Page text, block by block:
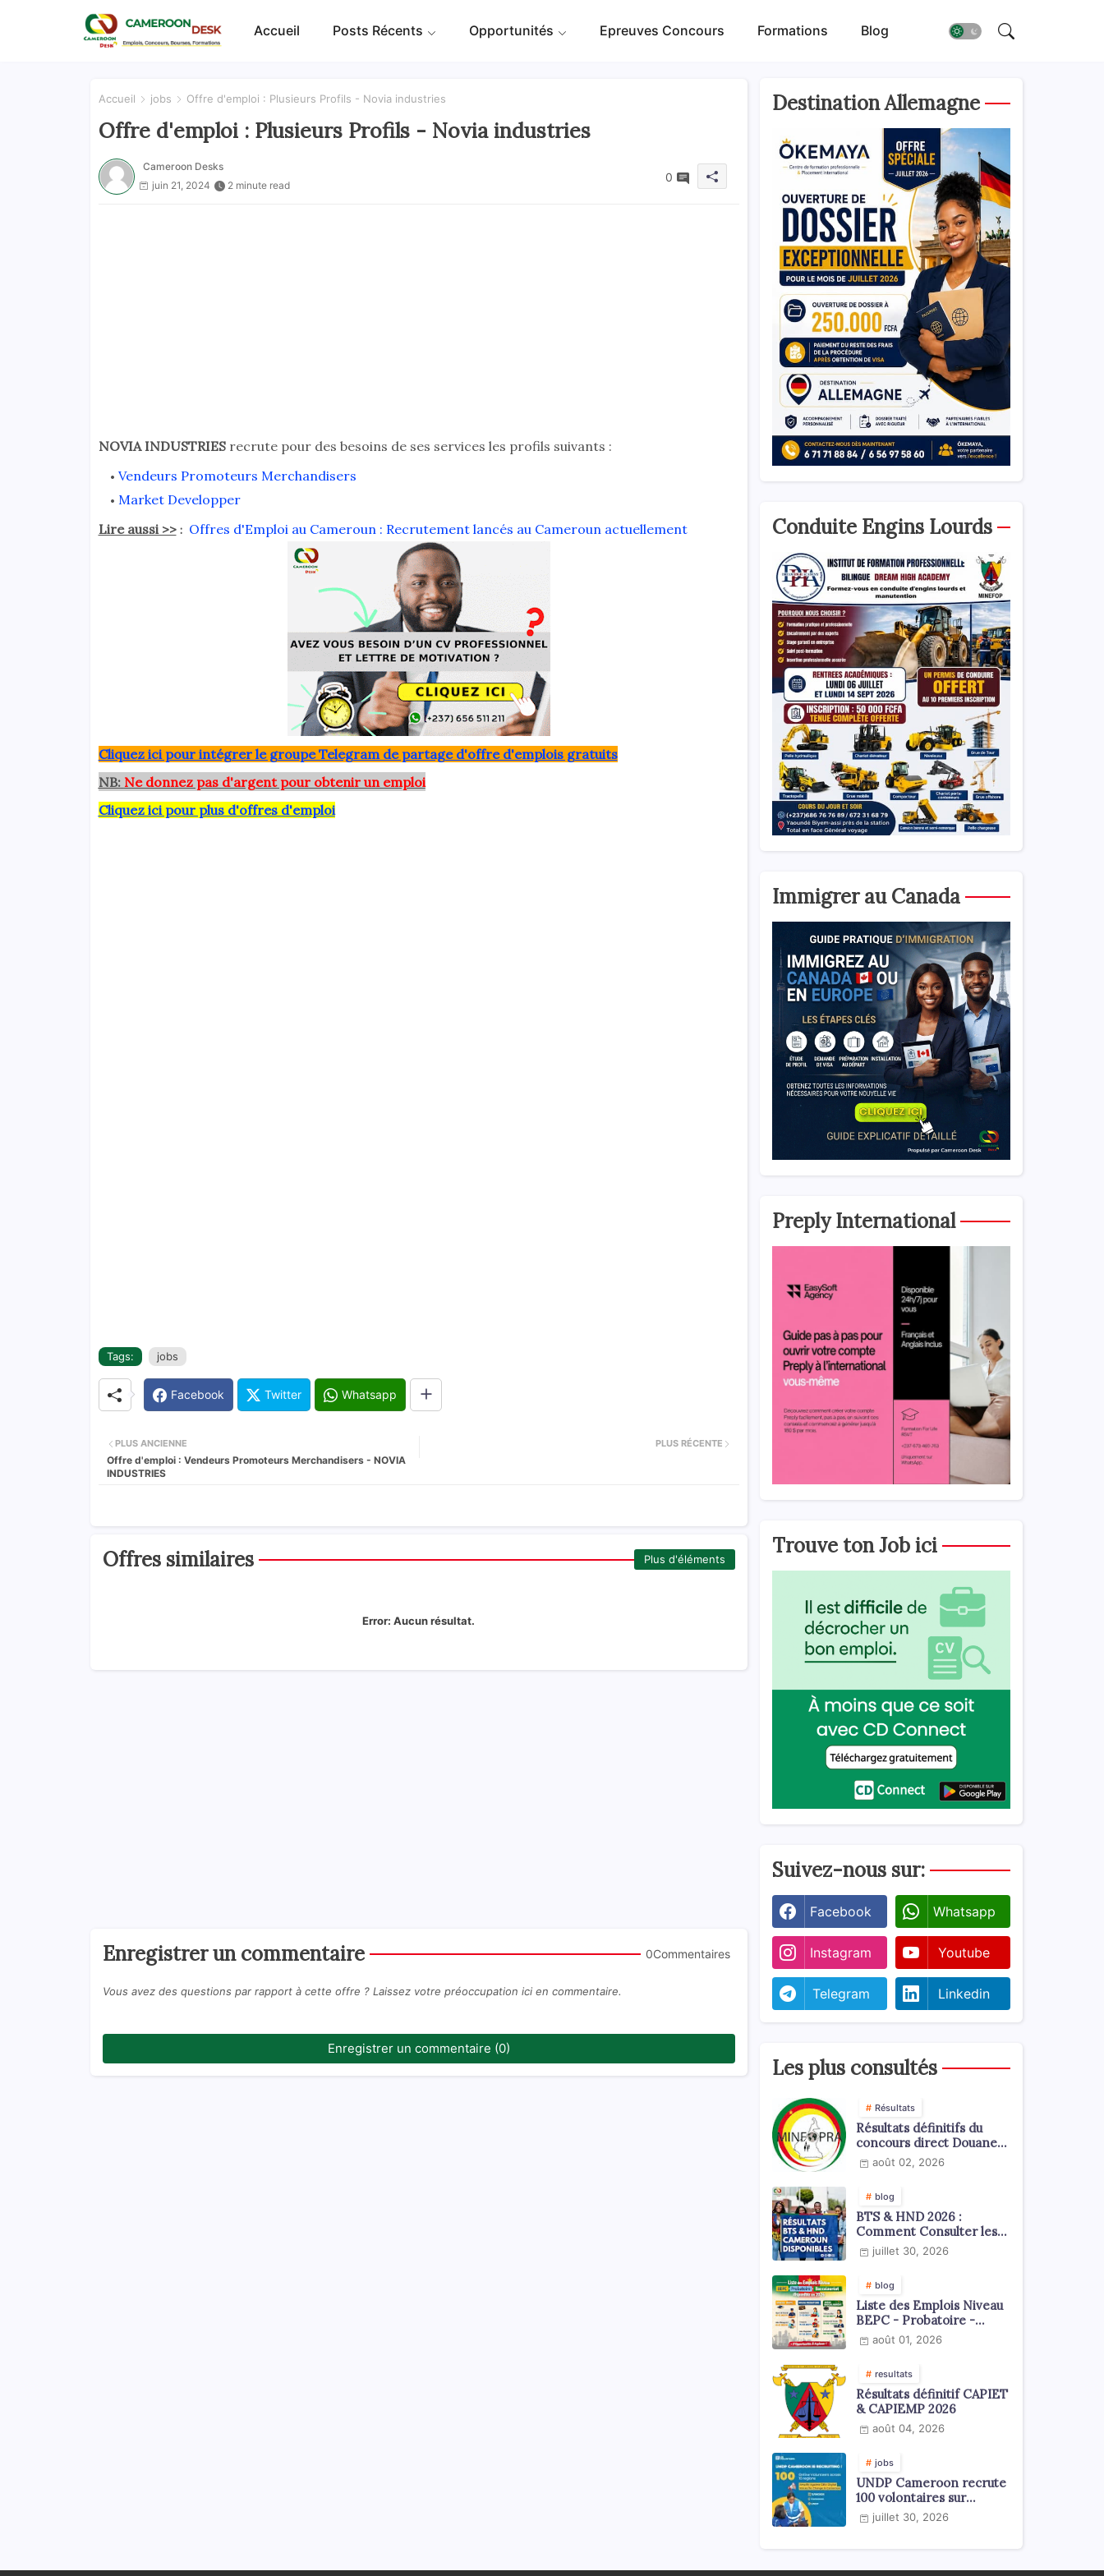
Accueil Posts Récents Opportunités Epreuves Concours Formations Blog
Accueil jobs Offre d'emploi : Plusieurs Profils - Novia industries
Offre d'emploi : Plusieurs Profils - Novia industries
Cameroon Desks
juin 21, 2024
2 minute read
0
NOVIA INDUSTRIES recrute pour des besoins de ses services les profils suivants :
Vendeurs Promoteurs Merchandisers
Market Developper
Lire aussi >>: Offres d'Emploi au Cameroun : Recrutement lancés au Cameroun actuellement
Cliquez ici pour intégrer le groupe Telegram de partage d'offre d'emplois gratuits
NB: Ne donnez pas d'argent pour obtenir un emploi
Cliquez ici pour plus d'offres d'emploi
Tags: jobs
Facebook Twitter Whatsapp
PLUS RÉCENTE
PLUS ANCIENNE
Offre d'emploi : Vendeurs Promoteurs Merchandisers - NOVIA
INDUSTRIES
Offres similaires Plus d'éléments
Error: Aucun résultat.
Enregistrer un commentaire 0Commentaires
Vous avez des questions par rapport à cette offre ? Laissez votre préoccupation ici en commentaire.
Enregistrer un commentaire (0)
Destination Allemagne
Conduite Engins Lourds
Immigrer au Canada
Preply International
Trouve ton Job ici
Suivez-nous sur:
Facebook Whatsapp
Instagram Youtube
Telegram Linkedin
Les plus consultés
Résultats
Résultats définitifs du
concours direct Douanes
2026août 02, 2026
blog
BTS & HND 2026 :
Comment Consulter les
Résultats ?
juillet 30, 2026
blog
Liste des Emplois Niveau
BEPC - Probatoire -
Baccalauréat dispoblible
en 2026
août 01, 2026
resultats
Résultats définitif CAPIET
& CAPIEMP 2026
août 04, 2026
jobs
UNDP Cameroon recrute
100 volontaires sur
l'échelle du territoire
national
juillet 30, 2026